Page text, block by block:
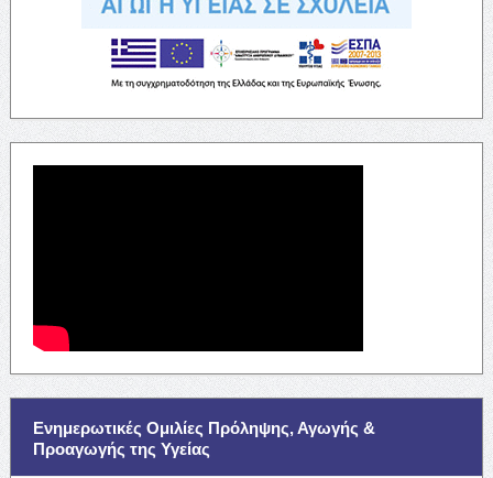
Ενημερωτικές Ομιλίες Πρόληψης, Αγωγής &
Προαγωγής της Υγείας